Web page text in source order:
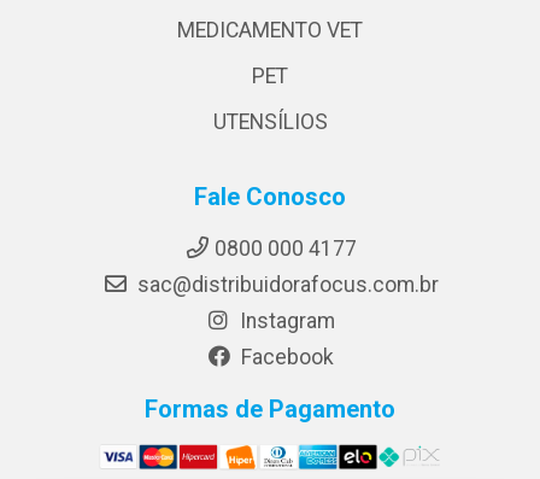
MEDICAMENTO VET
PET
UTENSÍLIOS
Fale Conosco
0800 000 4177
sac@distribuidorafocus.com.br
Instagram
Facebook
Formas de Pagamento